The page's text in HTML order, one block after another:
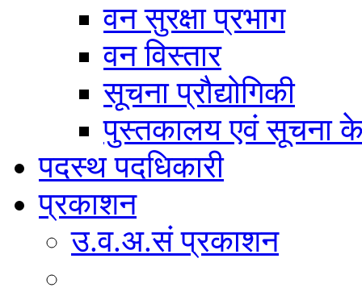
वन सुरक्षा प्रभाग
वन विस्तार
सूचना प्रौद्योगिकी
पुस्तकालय एवं सूचना
पदस्थ पदधिकारी
प्रकाशन
उ.व.अ.सं प्रकाशन